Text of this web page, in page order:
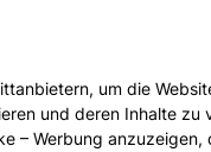
um die
und deren Inhalte zu
– Werbung anzuzeigen,